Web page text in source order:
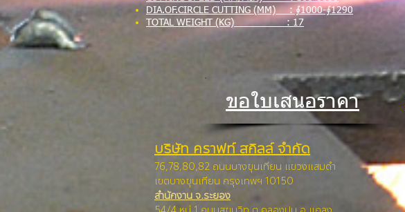
DIA.OF.CIRCLE CUTTING (MM) : ∮1000-∮1290
TOTAL WEIGHT (KG) : 17
ขอใบเสนอราคา
บริษัท คราฟท์ สกิลล์ จำกัด
76,78,80,82 ถนนบางขุนเทียน แขวงแสมดำ
เขตบางขุนเทียน กรุงเทพฯ 10150
สำนักงาน จ.ระยอง